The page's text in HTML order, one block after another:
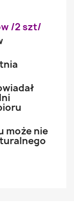
/2 szt/
może nie